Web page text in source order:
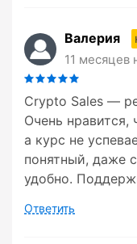
Валерия
11 месяцев
Crypto Sales —
Очень нравится,
а курс не
понятный, даже
удобно.
Ответить